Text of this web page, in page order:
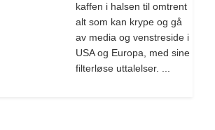
kaffen i halsen til omtrent
alt som kan krype og gå
av media og venstreside i
USA og Europa, med sine
filterløse uttalelser. ...